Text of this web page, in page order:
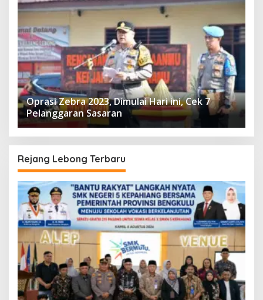
Oprasi Zebra 2023, Dimulai Hari ini, Cek 7
Pelanggaran Sasaran
Rejang Lebong Terbaru